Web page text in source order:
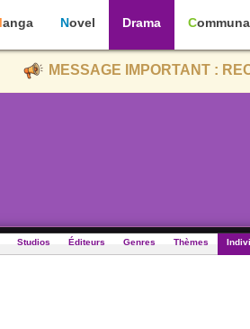
Manga Novel Drama
MESSAGE IMPORTANT :
Studios Éditeurs Genres Thèmes